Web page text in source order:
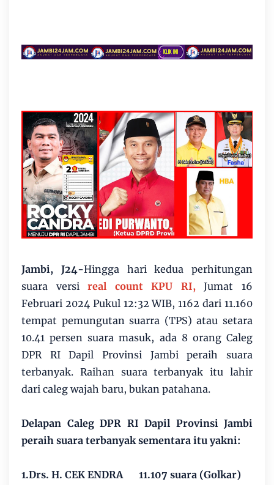
Jambi, J24-Hingga hari kedua perhitungan
suara versireal count KPU RI,Jumat 16
Februari 2024 Pukul 12:32 WIB, 1162 dari 11.160
tempat pemungutan suarra (TPS) atau setara
10.41 persen suara masuk, ada 8 orang Caleg
DPR RI Dapil Provinsi Jambi peraih suara
terbanyak. Raihan suara terbanyak itu lahir
dari caleg wajah baru, bukan patahana.
Delapan Caleg DPR RI Dapil Provinsi Jambi
peraih suara terbanyak sementara itu yakni:
1.Drs. H. CEK ENDRA
11.107 suara (Golkar)